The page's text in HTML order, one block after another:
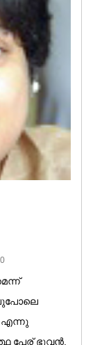
0
എന്നു
പേര് ഭുവൻ.